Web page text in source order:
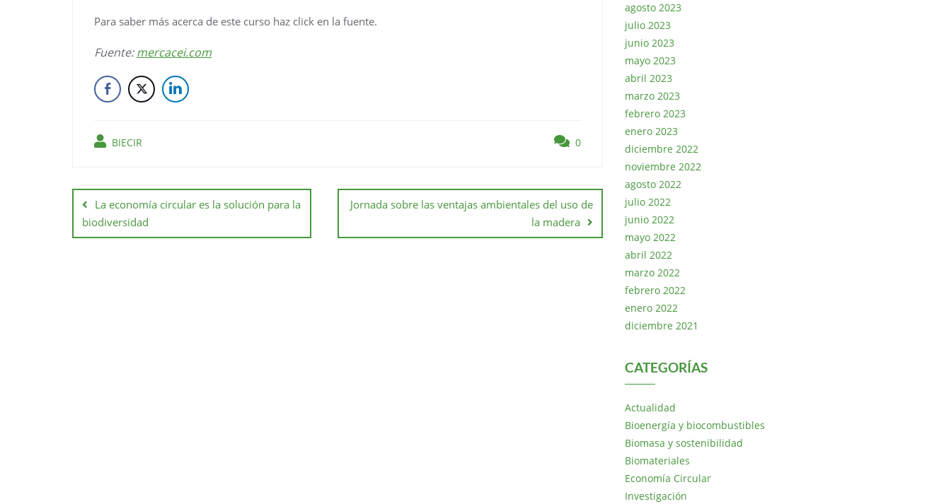
Para saber más acerca de este curso haz click en la fuente.
Fuente:mercacei.com
BIECIR 0
La economía circular es la solución para la
biodiversidad
Jornada sobre las ventajas ambientales del uso de
la madera
agosto 2023
julio 2023
junio 2023
mayo 2023
abril 2023
marzo 2023
febrero 2023
enero 2023
diciembre 2022
noviembre 2022
agosto 2022
julio 2022
junio 2022
mayo 2022
abril 2022
marzo 2022
febrero 2022
enero 2022
diciembre 2021
CATEGORÍAS
Actualidad
Bioenergía y biocombustibles
Biomasa y sostenibilidad
Biomateriales
Economía Circular
Investigación